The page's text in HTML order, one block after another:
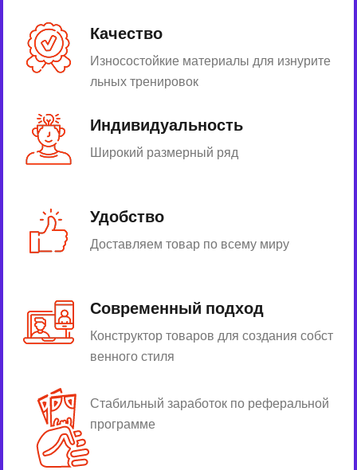
Качество
Износостойкие материалы для изнурите
льных тренировок
Индивидуальность
Широкий размерный ряд
Удобство
Доставляем товар по всему миру
Современный подход
Конструктор товаров для создания собст
венного стиля
Стабильный заработок по реферальной
программе